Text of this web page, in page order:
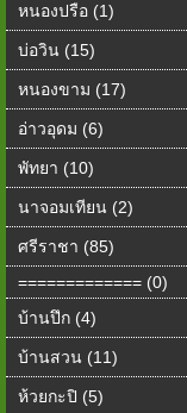
หนองปรือ (1)
บ่อวิน (15)
หนองขาม (17)
อ่าวอุดม (6)
พัทยา (10)
นาจอมเทียน (2)
ศรีราชา (85)
============= (0)
บ้านปึก (4)
บ้านสวน (11)
ห้วยกะปิ (5)